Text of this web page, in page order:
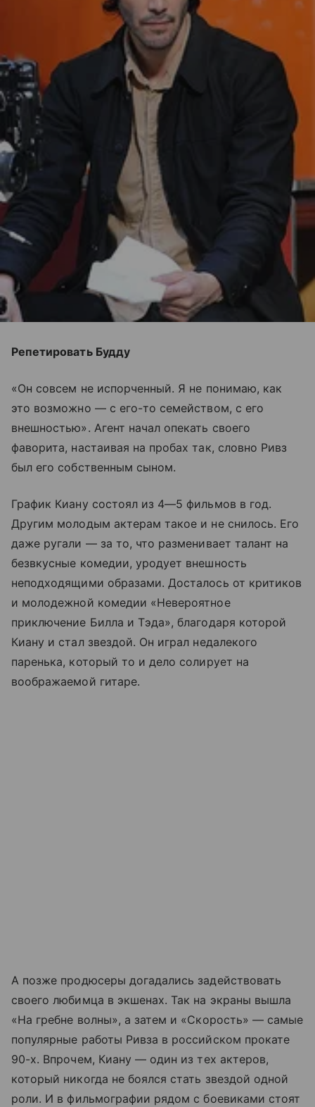
Репетировать Будду
«Он совсем не испорченный. Я не понимаю, как
это возможно — с его-то семейством, с его
внешностью». Агент начал опекать своего
фаворита, настаивая на пробах так, словно Ривз
был его собственным сыном.
График Киану состоял из 4—5 фильмов в год.
Другим молодым актерам такое и не снилось. Его
даже ругали — за то, что разменивает талант на
безвкусные комедии, уродует внешность
неподходящими образами. Досталось от критиков
и молодежной комедии «Невероятное
приключение Билла и Тэда», благодаря которой
Киану и стал звездой. Он играл недалекого
паренька, который то и дело солирует на
воображаемой гитаре.
А позже продюсеры догадались задействовать
своего любимца в экшенах. Так на экраны вышла
«На гребне волны», а затем и «Скорость» — самые
популярные работы Ривза в российском прокате
90-х. Впрочем, Киану — один из тех актеров,
который никогда не боялся стать звездой одной
роли. И в фильмографии рядом с боевиками стоят